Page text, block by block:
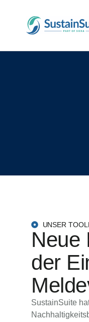
UNSER
Neue
der
SustainSuite